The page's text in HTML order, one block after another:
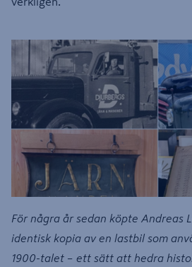
För några år sedan köpte Andreas
identisk kopia av en lastbil som
1900-talet – ett sätt att hedra